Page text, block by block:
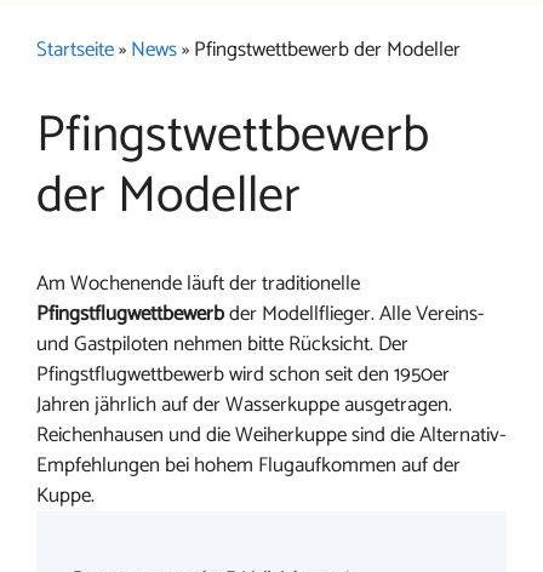
Startseite»News»Pfingstwettbewerb der Modeller
Pfingstwettbewerb
der Modeller
Am Wochenende läuft der traditionelle
Pfingstflugwettbewerbder Modellflieger. Alle Vereins-
und Gastpiloten nehmen bitte Rücksicht. Der
Pfingstflugwettbewerb wird schon seit den 1950er
Jahren jährlich auf der Wasserkuppe ausgetragen.
Reichenhausen und die Weiherkuppe sind die Alternativ-
Empfehlungen bei hohem Flugaufkommen auf der
Kuppe.